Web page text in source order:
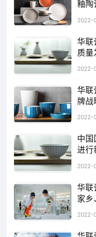
生产过程中，
物、大气污染、水
能增效，积极践行“
程，旨在实现公司
带来更好的产品。
釉陶
2022-
华联
质量
2022-
华联
牌战
2022-
中国
进行
2022-
华联
家乡
2022-